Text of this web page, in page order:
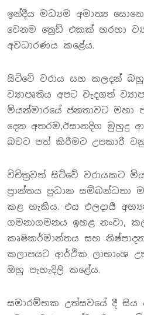
ඉන්දීය මධ්‍යම අමාත්‍ය
වෙනම ත්‍රෙඩ් එකක් හරහා
අවධාරණය කළේය.
සිට්වේ වරාය සහ කලදන්
ව්‍යාපෘතිය අපට වැදගත්
මියන්මාරයේ ජනතාවට මහා
දෙන අතරම,ඊසානදිග මුහුදු
බවට පත් කිරීමට උපකාරී
විචිත්‍රවත් සිට්වේ වරායකට
ප්‍රාන්තය ප්‍රධාන
කළ හැකිය. එය ඵලදායී
ගමනාගමනය ඉහළ නංවා,
කෘෂිකර්මාන්තය සහ
කලාපයට ආර්ථික ලාභාංශ
ඔහු පැහැදිලි කළේය.
සමාරම්භක උත්සවයේ දී සිය